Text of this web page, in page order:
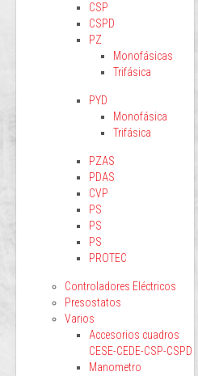
CSP
CSPD
PZ
Monofásicas
Trifásica
PYD
Monofásica
Trifásica
PZAS
PDAS
CVP
PS
PS
PS
PROTEC
Controladores Eléctricos
Presostatos
Varios
Accesorios cuadros
CESE-CEDE-CSP-CSPD
Manometro